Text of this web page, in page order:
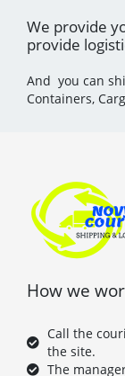
We provide
provide
And you can
Containers,
How we
Call the
the site.
The